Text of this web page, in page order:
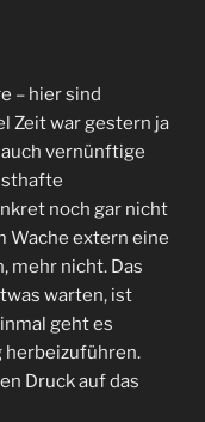
– hier sind
Zeit war gestern ja
vernünftige
noch gar nicht
Wache extern eine
mehr nicht. Das
warten, ist
geht es
herbeizuführen.
Druck auf das